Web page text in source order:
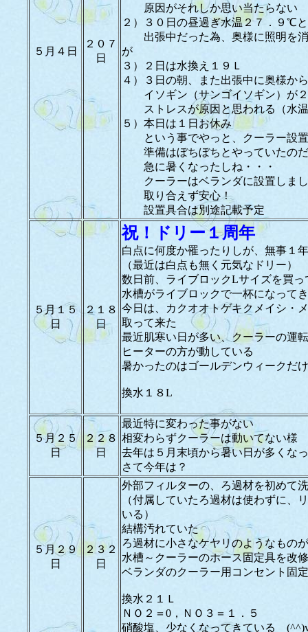
５月４日
２０７
日
原因がそれしか思い当たらない
２）３０日の昼過ぎ水温２７．９℃
出張中だった為、奥様に照明を消
が
３）２日は水換え１９Ｌ
４）３日の朝、また出張中に奥様か
イソギン（サンゴイソギン）が２
ストレスが原因と思われる（水
５）本日は１日お休み
という事でやっと、クーラー設置
準備はぼちぼちとやっていたの
急に暑くなったしね・・・
クーラーはベランダに設置しま
取り合えず安心！
設置具合は別途記載予定
５月１５
日
２１８
日
祝！ドリー１周年
白点に何度か罹ったりしが、無事１
（最近は白点も無く元気なドリー）
数日前、ライブロックLサイズを買っ
水槽がライブロックで一杯になって
今日は、カクオオトゲキクメイシ・
取って来た
最近肌寒い日が多い、クーラーの運
ヒーターの方が動している
暑かったのはゴールデンウィークだ
換水１８L
５月２５
日
２２８
日
最近特に変わった事がない
相変わらずクーラーは動いてない様
去年は５月末頃から暑い日が多くな
さて今年は？
５月２９
日
２３２
日
外部フィルターの、ろ過材を初めて
（付属していたろ過材は使わずに、
いる）
結構汚れていた
ろ過材に小さなケヤリのようなもの
水槽～クーラーのホース固定具を改修
ベランダのクーラー用コンセント固
換水２１Ｌ
ＮＯ２＝0，ＮＯ３＝１．５
硝酸塩、少なくなってきている